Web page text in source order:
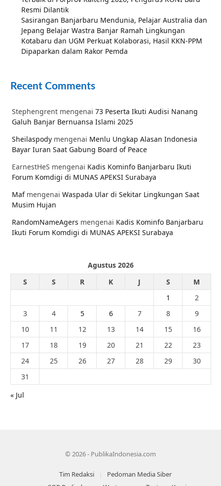
Resmi Dilantik
Sasirangan Banjarbaru Mendunia, Pelajar Australia dan
Jepang Belajar Wastra Banjar Ramah Lingkungan
Kotabaru dan UGM Perkuat Kolaborasi, Hasil KKN-PPM
Dipaparkan dalam Rakor Pemda
Recent Comments
Stephengrent mengenai 73 Peserta Ikuti Audisi Nanang
Galuh Banjar Bernuansa Islami 2025
Sheilaspody mengenai Menlu Ungkap Alasan Indonesia
Bayar Iuran Saat Gabung Board of Peace
EarnestHeS mengenai Kadis Kominfo Banjarbaru Ikuti
Forum Komdigi di MUNAS APEKSI Surabaya
Mafmengenai Waspada Ular di Sekitar Lingkungan Saat
Musim Hujan
RandomNameAgers mengenai Kadis Kominfo Banjarbaru
Ikuti Forum Komdigi di MUNAS APEKSI Surabaya
Agustus 2026
S
S R K J S
M
1
2
3
4 5 6 7 8
9
10
11 12 13 14 15
16
17
18 19 20 21 22
23
24
25 26 27 28 29
30
31
« Jul
© 2026 - PublikaIndonesia.com
Tim Redaksi
Pedoman Media Siber